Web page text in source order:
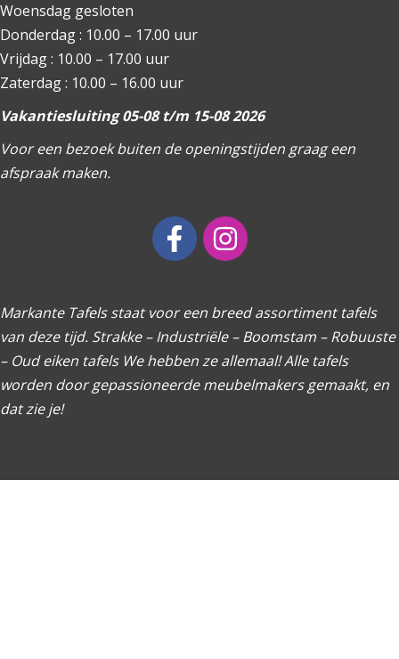
Woensdag gesloten
Donderdag : 10.00 – 17.00 uur
Vrijdag : 10.00 – 17.00 uur
Zaterdag : 10.00 – 16.00 uur
Vakantiesluiting 05-08 t/m 15-08 2026
Voor een bezoek buiten de openingstijden graag een
afspraak maken.
Markante Tafels staat voor een breed assortiment tafels
van deze tijd. Strakke – Industriële – Boomstam – Robuuste
– Oud eiken tafels We hebben ze allemaal! Alle tafels
worden door gepassioneerde meubelmakers gemaakt, en
dat zie je!